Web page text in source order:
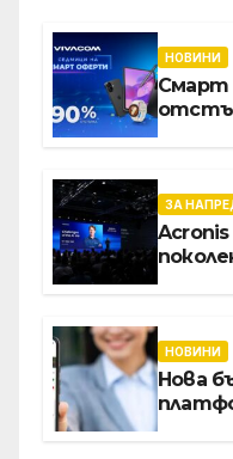
НОВИНИ
Смарт
ЗА
НОВИНИ
Нова